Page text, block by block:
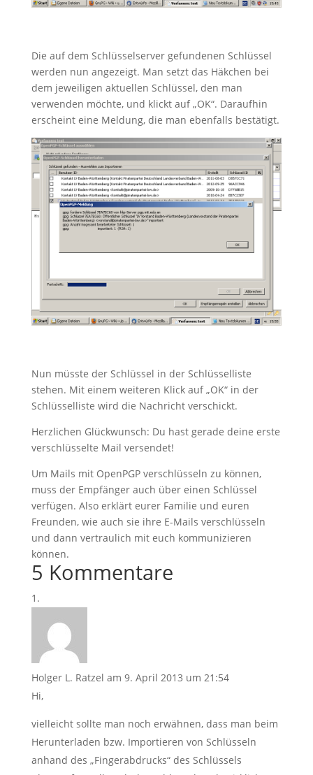
Die auf dem Schlüsselserver gefundenen Schlüssel
werden nun angezeigt. Man setzt das Häkchen bei
dem jeweiligen aktuellen Schlüssel, den man
verwenden möchte, und klickt auf „OK“. Daraufhin
erscheint eine Meldung, die man ebenfalls bestätigt.
Nun müsste der Schlüssel in der Schlüsselliste
stehen. Mit einem weiteren Klick auf „OK“ in der
Schlüsselliste wird die Nachricht verschickt.
Herzlichen Glückwunsch: Du hast gerade deine erste
verschlüsselte Mail versendet!
Um Mails mit OpenPGP verschlüsseln zu können,
muss der Empfänger auch über einen Schlüssel
verfügen. Also erklärt eurer Familie und euren
Freunden, wie auch sie ihre E-Mails verschlüsseln
und dann vertraulich mit euch kommunizieren
können.
5 Kommentare
Holger L. Ratzel am 9. April 2013 um 21:54
Hi,
vielleicht sollte man noch erwähnen, dass man beim
Herunterladen bzw. Importieren von Schlüsseln
anhand des „Fingerabdrucks“ des Schlüssels